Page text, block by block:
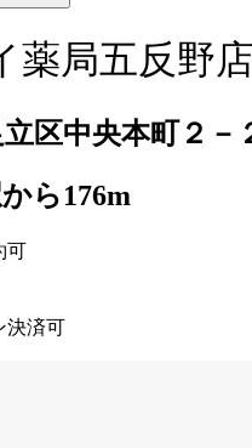
薬局五反野店
区中央本町２－
ら176m
可
決済可